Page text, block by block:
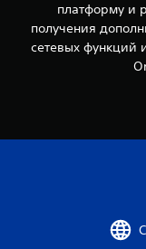
платформу и
получения
сетевых функций